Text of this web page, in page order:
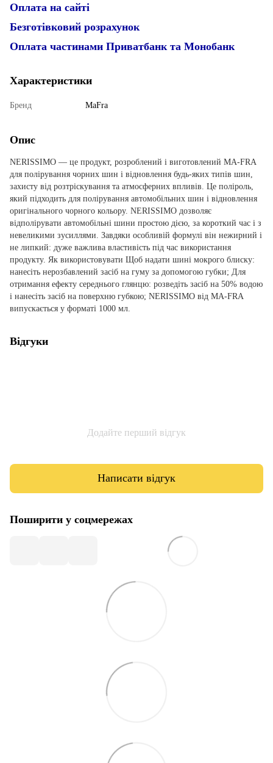
Оплата на сайті
Безготівковий розрахунок
Оплата частинами Приватбанк та Монобанк
Характеристики
Бренд MaFra
Опис
NERISSIMO — це продукт, розроблений і виготовлений MA-FRA
для полірування чорних шин і відновлення будь-яких типів шин,
захисту від розтріскування та атмосферних впливів. Це поліроль,
який підходить для полірування автомобільних шин і відновлення
оригінального чорного кольору. NERISSIMO дозволяє
відполірувати автомобільні шини простою дією, за короткий час і з
невеликими зусиллями. Завдяки особливій формулі він нежирний і
не липкий: дуже важлива властивість під час використання
продукту. Як використовувати Щоб надати шині мокрого блиску:
нанесіть нерозбавлений засіб на гуму за допомогою губки; Для
отримання ефекту середнього глянцю: розведіть засіб на 50% водою
і нанесіть засіб на поверхню губкою; NERISSIMO від MA-FRA
випускається у форматі 1000 мл.
Відгуки
Додайте перший відгук
Написати відгук
Поширити у соцмережах